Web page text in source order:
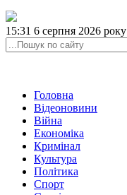
15:31 6 серпня 2026 року
Головна
Відеоновини
Війна
Економіка
Кримінал
Культура
Політика
Спорт